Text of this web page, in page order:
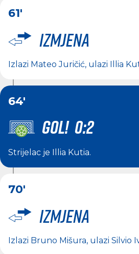
61'
Izmjena
Izlazi Mateo Juričić, ulazi Illia
64'
GOL! 0:2
Strijelac je Illia Kutia.
70'
Izmjena
Izlazi Bruno Mišura, ulazi Silvio